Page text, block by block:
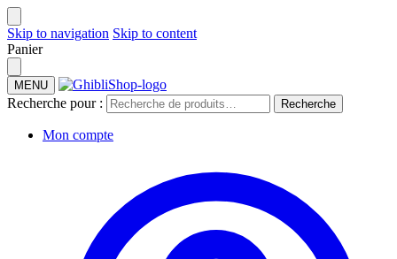
Skip to navigation Skip to content
Panier
MENU
Recherche pour : Recherche
Mon compte